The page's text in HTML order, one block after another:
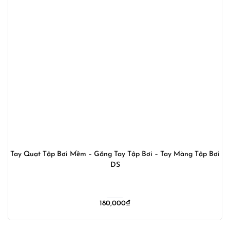
Tay Quạt Tập Bơi Mềm – Găng Tay Tập Bơi – Tay Màng Tập Bơi
DS
180,000₫